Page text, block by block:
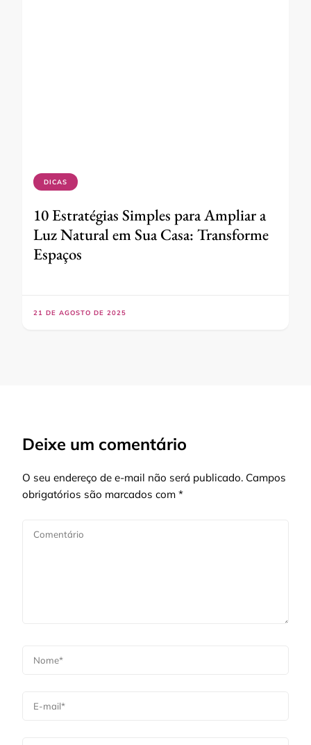
DICAS
10 Estratégias Simples para Ampliar a
Luz Natural em Sua Casa: Transforme
Espaços
21 DE AGOSTO DE 2025
Deixe um comentário
O seu endereço de e-mail não será publicado. Campos
obrigatórios são marcados com *